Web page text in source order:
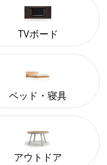
TVボード
ベッド・寝具
アウトドア